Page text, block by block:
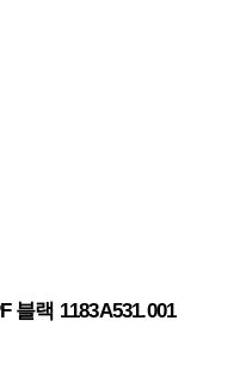
블랙 1183A531.001